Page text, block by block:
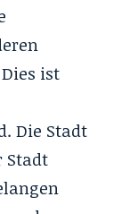
ist
Die Stadt
Stadt